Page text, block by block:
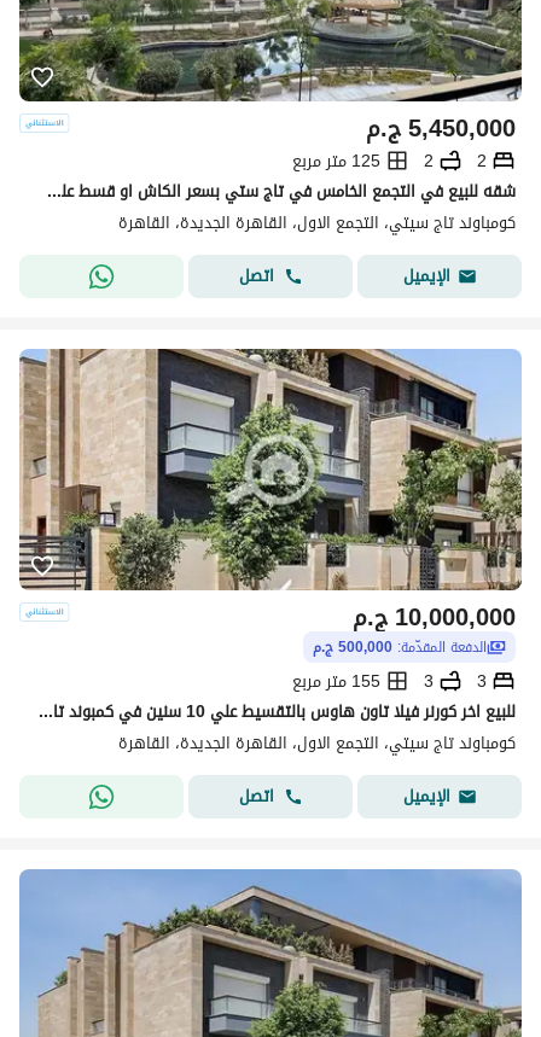
ج.م5,450,000
2
2
125 متر مربع
شقه للبيع في التجمع الخامس في تاج ستي بسعر الكاش او قسط علي 12 سنه دفع بدون مقدم 0% مع شركه مدينه مصر | القاهره الجديدة | taj cit
كومباوند تاج سيتي، التجمع الاول، القاهرة الجديدة، القاهرة
الإيميل
اتصل
ج.م10,000,000
الدفعة المقدّمة: 500,000 ج.م
3
3
155 متر مربع
للبيع اخر كورنر فيلا تاون هاوس بالتقسيط علي 10 سنين في كمبوند تاج سيتي For sale: Last corner townhouse in Taj City compound
كومباوند تاج سيتي، التجمع الاول، القاهرة الجديدة، القاهرة
الإيميل
اتصل